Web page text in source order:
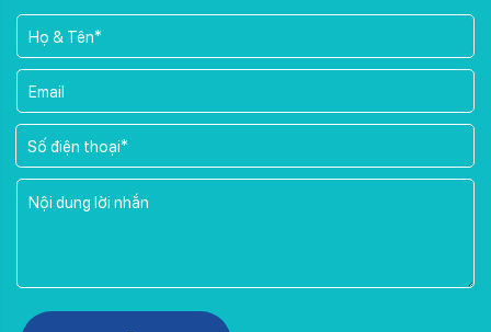
Please leave this field empty.